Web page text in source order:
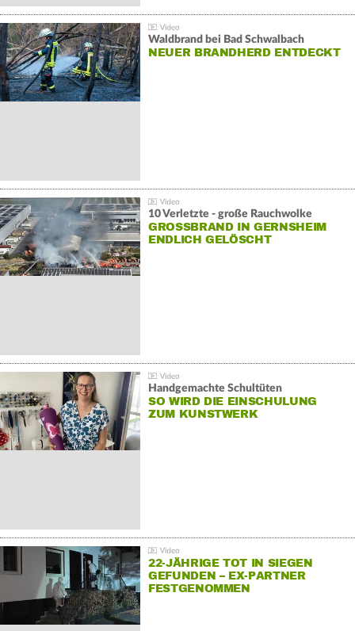
Waldbrand bei Bad Schwalbach
NEUER BRANDHERD ENTDECKT
10 Verletzte - große Rauchwolke
GROSSBRAND IN GERNSHEIM E
NDLICH GELÖSCHT
Handgemachte Schultüten
SO WIRD DIE EINSCHULUNG
ZUM KUNSTWERK
22-JÄHRIGE TOT IN SIEGEN
GEFUNDEN – EX-PARTNER
FESTGENOMMEN